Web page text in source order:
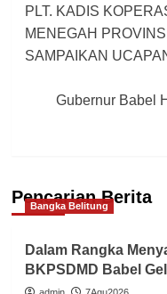
navigation
PLT. KADIS
MENEGAH
SAMPAIKAN
Gubernur Babel
Pencarian Berita
Bangka Belitung
Dalam Rangka
BKPSDMD Babel